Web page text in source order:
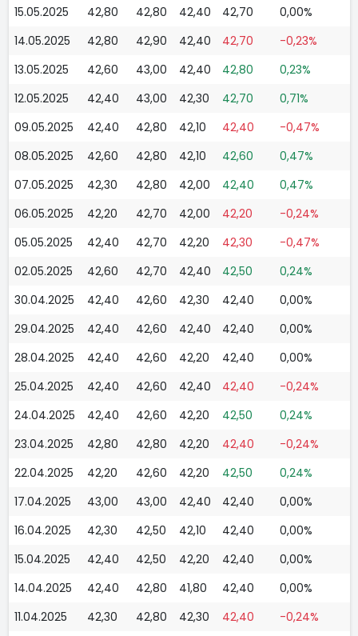
15.05.2025
42,80 42,80 42,40 42,70
0,00%
14.05.2025
42,80 42,90 42,40 42,70
-0,23%
13.05.2025
42,60 43,00 42,40 42,80
0,23%
12.05.2025
42,40 43,00 42,30 42,70
0,71%
09.05.2025
42,40 42,80 42,10 42,40
-0,47%
08.05.2025
42,60 42,80 42,10 42,60
0,47%
07.05.2025
42,30 42,80 42,00 42,40
0,47%
06.05.2025
42,20 42,70 42,00 42,20
-0,24%
05.05.2025
42,40 42,70 42,20 42,30
-0,47%
02.05.2025
42,60 42,70 42,40 42,50
0,24%
30.04.2025
42,40 42,60 42,30 42,40
0,00%
29.04.2025
42,40 42,60 42,40 42,40
0,00%
28.04.2025
42,40 42,60 42,20 42,40
0,00%
25.04.2025
42,40 42,60 42,40 42,40
-0,24%
24.04.2025
42,40 42,60 42,20 42,50
0,24%
23.04.2025
42,80 42,80 42,20 42,40
-0,24%
22.04.2025
42,20 42,60 42,20 42,50
0,24%
17.04.2025
43,00 43,00 42,40 42,40
0,00%
16.04.2025
42,30 42,50 42,10 42,40
0,00%
15.04.2025
42,40 42,50 42,20 42,40
0,00%
14.04.2025
42,40 42,80 41,80 42,40
0,00%
11.04.2025
42,30 42,80 42,30 42,40
-0,24%